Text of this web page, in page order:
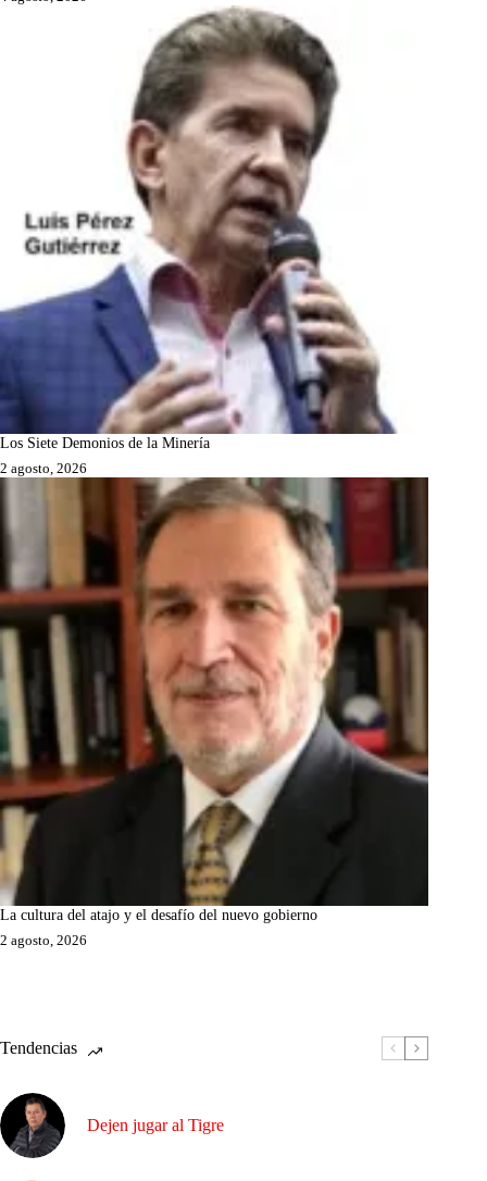
Los Siete Demonios de la Minería
2 agosto, 2026
La cultura del atajo y el desafío del nuevo gobierno
2 agosto, 2026
Tendencias
Dejen jugar al Tigre